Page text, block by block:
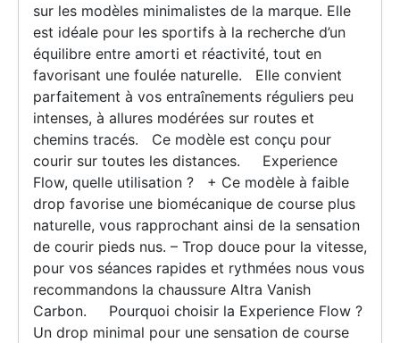
sur les modèles minimalistes de la marque. Elle
est idéale pour les sportifs à la recherche d’un
équilibre entre amorti et réactivité, tout en
favorisant une foulée naturelle. Elle convient
parfaitement à vos entraînements réguliers peu
intenses, à allures modérées sur routes et
chemins tracés. Ce modèle est conçu pour
courir sur toutes les distances. Experience
Flow, quelle utilisation ? + Ce modèle à faible
drop favorise une biomécanique de course plus
naturelle, vous rapprochant ainsi de la sensation
de courir pieds nus. – Trop douce pour la vitesse,
pour vos séances rapides et rythmées nous vous
recommandons la chaussure Altra Vanish
Carbon. Pourquoi choisir la Experience Flow ?
Un drop minimal pour une sensation de course